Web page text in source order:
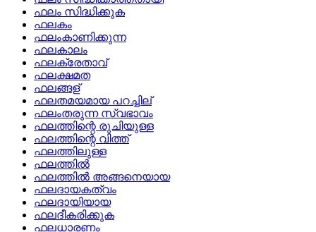
ഫലം സിദ്ധിക്കുക
ഫലകം
ഫലംകാണിക്കുന്ന
ഫലകാലം
ഫലക്രേതാവ്
ഫലക്ഷമത
ഫലങ്ങള്
ഫലതമയമായ പറച്ചില്
ഫലംതരുന്ന സ്വഭാവം
ഫലത്തിന്റെ രുചിയുള്ള
ഫലത്തിന്റെ വിത്ത്
ഫലത്തിലുള്ള
ഫലത്തില്‍
ഫലത്തില്‍ അങ്ങനെയായ
ഫലദായകത്വം
ഫലദായിയായ
ഫലദീകരിക്കുക
ഫലധാരണം